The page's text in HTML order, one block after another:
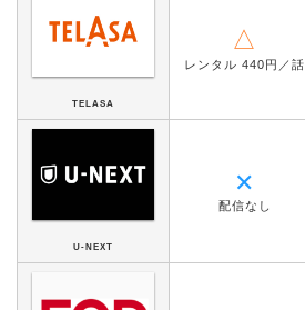
TELASA
△
レンタル 440円／話
U-NEXT
✕
配信なし